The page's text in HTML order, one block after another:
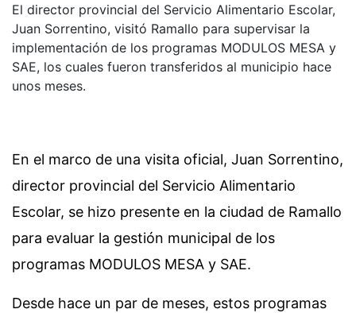
El director provincial del Servicio Alimentario Escolar,
Juan Sorrentino, visitó Ramallo para supervisar la
implementación de los programas MODULOS MESA y
SAE, los cuales fueron transferidos al municipio hace
unos meses.
En el marco de una visita oficial, Juan Sorrentino,
director provincial del Servicio Alimentario
Escolar, se hizo presente en la ciudad de Ramallo
para evaluar la gestión municipal de los
programas MODULOS MESA y SAE.
Desde hace un par de meses, estos programas